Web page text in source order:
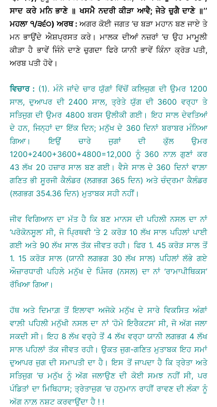
ਸਾਦ ਕਰੇ ਮਨਿ ਭਾਣੇ ॥ ਖਸਮੈ ਨਦਰੀ ਕੀੜਾ ਆਵੈ;ਜੇਤੇ ਚੁਗੈ ਦਾਣੇ ॥’’
ਮਹਲਾ ੧/੩੬੦)ਅਰਥ:ਅਗਰ ਕੋਈ ਜਗਤ ’ਚ ਬੜਾ ਮਹਾਨ ਬਣ ਜਾਏ ਤੇ
ਮਨ ਭਾਉਂਦੇ ਐਸ਼ਪ੍ਰਸਤ ਕਰੇ। ਮਾਲਕ ਦੀਆਂ ਨਜ਼ਰਾਂ ’ਚ ਉਹ ਮਾਮੂਲੀ
ਕੀੜਾ ਹੈ ਭਾਵੇਂ ਜਿੰਨੇ ਦਾਣੇ ਚੁਗਦਾ ਫਿਰੇ ਯਾਨੀ ਭਾਵੇਂ ਕਿੰਨਾ ਕ੍ਰੋੜ ਪਤੀ,
ਅਰਬ ਪਤੀ ਹੋਵੇ।
ਵਿਚਾਰ: (1). ਮੰਨੇ ਜਾਂਦੇ ਚਾਰ ਯੁੱਗਾਂ ਵਿੱਚੋਂ ਕਲਿਜੁਗ ਦੀ ਉਮਰ 1200
ਸਾਲ, ਦੁਆਪਰ ਦੀ 2400 ਸਾਲ, ਤ੍ਰੇਤੇ ਯੁੱਗ ਦੀ 3600 ਵਰ੍ਹਾ ਤੇ
ਸਤਿਜੁਗ ਦੀ ਉਮਰ 4800 ਬਰਸ ਉਲੀਕੀ ਗਈ। ਇਹ ਸਾਲ ਦੇਵਤਿਆਂ
ਦੇ ਹਨ, ਜਿਨ੍ਹਾਂ ਦਾ ਇੱਕ ਦਿਨ; ਮਨੁੱਖ ਦੇ 360 ਦਿਨਾਂ ਬਰਾਬਰ ਮੰਨਿਆ
ਗਿਆ। ਇਉਂ ਚਾਰੇ ਜੁਗਾਂ ਦੀ ਕੁੱਲ ਉਮਰ
1200+2400+3600+4800=12,000 ਨੂੰ 360 ਨਾਲ਼ ਗੁਣਾਂ ਕਰ
43 ਲੱਖ 20 ਹਜ਼ਾਰ ਸਾਲ ਬਣ ਗਈ। ਵੈਸੇ ਸਾਲ ਦੇ 360 ਦਿਨਾਂ ਵਾਲ਼ਾ
ਗਣਿਤ ਭੀ ਸੂਰਜੀ ਕੈਲੰਡਰ (ਲਗਭਗ 365 ਦਿਨ) ਅਤੇ ਚੰਦ੍ਰਮਾ ਕੈਲੰਡਰ
(ਲਗਭਗ 354.36 ਦਿਨ) ਮੁਤਾਬਕ ਸਹੀ ਨਹੀਂ।
ਜੀਵ ਵਿਗਿਆਨ ਦਾ ਮੱਤ ਹੈ ਕਿ ਬਣ ਮਾਨਸ ਦੀ ਪਹਿਲੀ ਨਸਲ ਦਾ ਨਾਂ
‘ਪਰੋਕੋਨਸੂਲ’ ਸੀ, ਜੋ ਪ੍ਰਿਥਵੀ ’ਤੇ 2 ਕਰੋੜ 10 ਲੱਖ ਸਾਲ ਪਹਿਲਾਂ ਪਾਈ
ਗਈ ਅਤੇ 90 ਲੱਖ ਸਾਲ ਤੱਕ ਜੀਵਤ ਰਹੀ। ਫਿਰ 1. 45 ਕਰੋੜ ਸਾਲ ਤੋਂ
1. 15 ਕਰੋੜ ਸਾਲ (ਯਾਨੀ ਲਗਭਗ 30 ਲੱਖ ਸਾਲ) ਪਹਿਲਾਂ ਲੱਭੇ ਗਏ
ਔਜ਼ਾਰਧਾਰੀ ਪਹਿਲੇ ਮਨੁੱਖ ਦੇ ਪਿੰਜਰ (ਨਸਲ) ਦਾ ਨਾਂ ‘ਰਾਮਾਪੀਥਿਕਸ’
ਰੱਖਿਆ ਗਿਆ।
ਹੱਥ ਅਤੇ ਦਿਮਾਗ਼ ਤੋਂ ਇਲਾਵਾ ਅਜੋਕੇ ਮਨੁੱਖ ਦੇ ਸਾਰੇ ਵਿਕਸਿਤ ਅੰਗਾਂ
ਵਾਲ਼ੀ ਪਹਿਲੀ ਮਨੁੱਖੀ ਨਸਲ ਦਾ ਨਾਂ ‘ਹੋਮੋ ਇਰੈਕਟਸ’ ਸੀ, ਜੋ ਅੱਗ ਜਲਾ
ਸਕਦੀ ਸੀ। ਇਹ 8 ਲੱਖ ਵਰ੍ਹੇ ਤੋਂ 4 ਲੱਖ ਵਰ੍ਹਾ ਯਾਨੀ ਲਗਭਗ 4 ਲੱਖ
ਸਾਲ ਪਹਿਲਾਂ ਤੱਕ ਜੀਵਤ ਰਹੀ। ਉਕਤ ਜੁਗ-ਗਣਿਤ ਮੁਤਾਬਕ ਇਹ ਸਮਾਂ
ਦੁਆਪਰ ਜੁਗ ਦੀ ਸਮਾਪਤੀ ਦਾ ਹੈ। ਇਸ ਤੋਂ ਜਾਪਦਾ ਹੈ ਕਿ ਤ੍ਰੇਤਾ ਅਤੇ
ਸਤਿਜੁਗ ’ਚ ਮਨੁੱਖ ਨੂੰ ਅੱਗ ਜਲਾਉਣ ਦੀ ਕੋਈ ਸਮਝ ਨਹੀਂ ਸੀ, ਪਰ
ਪੰਡਿਤਾਂ ਦਾ ਮਿਥਿਹਾਸ; ਤ੍ਰੇਤਾਜੁਗ ’ਚ ਹਨੁਮਾਨ ਰਾਹੀਂ ਰਾਵਣ ਦੀ ਲੰਕਾ ਨੂੰ
ਅੱਗ ਨਾਲ਼ ਨਸ਼ਟ ਕਰਵਾਉਂਦਾ ਹੈ ! !